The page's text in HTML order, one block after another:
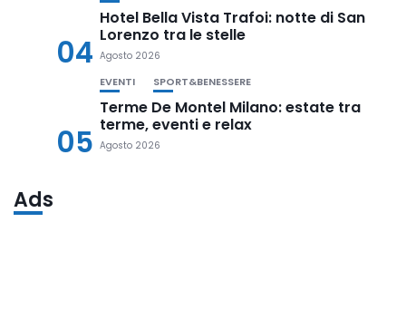
04
Hotel Bella Vista Trafoi: notte di San
Lorenzo tra le stelle
Agosto 2026
05
EVENTI SPORT&BENESSERE
Terme De Montel Milano: estate tra
terme, eventi e relax
Agosto 2026
Ads